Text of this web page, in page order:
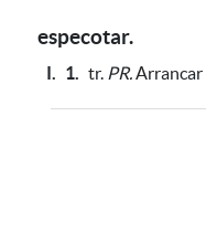
especotar.
I. 1. tr. PR.Arrancar